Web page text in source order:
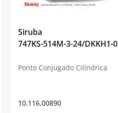
Siruba
747KS-514M-3-24/DKKH1-0
Ponto Conjugado Cilíndrica
10.116.00890